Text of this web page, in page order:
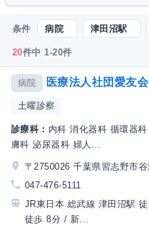
条件 病院 津田沼駅
20件中 1-20件
病院 医療法人社団愛友
土曜診察
診療科： 内科 消化器科 循環器
膚科 泌尿器科 婦人...
〒2750026 千葉県習志野市
047-476-5111
JR東日本 総武線 津田沼駅
徒歩 8分 / 新...